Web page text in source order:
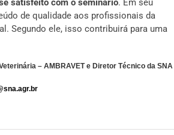
satisfeito com o seminário. Em seu
de qualidade aos profissionais da
Segundo ele, isso contribuirá para uma
– AMBRAVET e Diretor Técnico da SNA